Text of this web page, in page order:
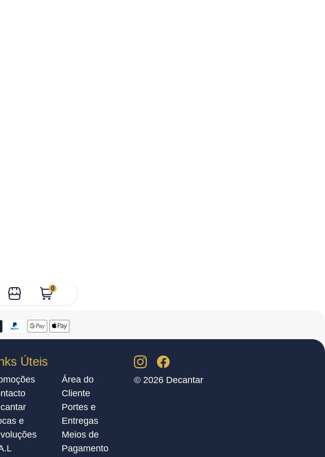
0
Úteis
e
Área do
Cliente
Portes e
Entregas
Meios de
Pagamento
© 2026 Decantar